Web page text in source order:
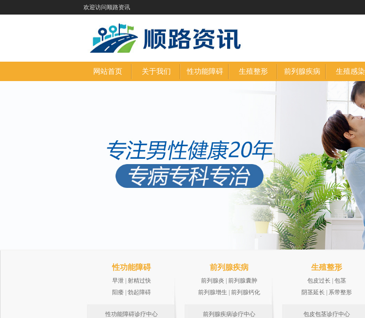
欢迎访问顺路资讯
网站首页 关于我们 性功能障碍 生殖整形 前列腺疾病 生殖感染
性功能障碍
早泄 | 射精过快
阳痿 | 勃起障碍
性功能障碍诊疗中心
前列腺疾病
前列腺炎 | 前列腺囊肿
前列腺增生 | 前列腺钙化
前列腺疾病诊疗中心
生殖整形
包皮过长 | 包茎
阴茎延长 | 系带整形
包皮包茎诊疗中心